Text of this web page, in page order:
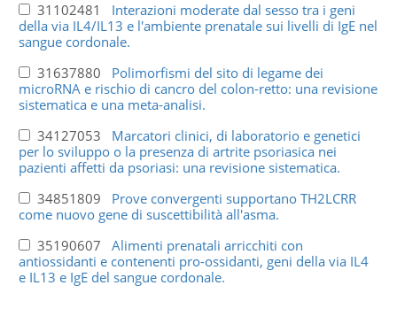
31102481 Interazioni moderate dal sesso tra i geni
della via IL4/IL13 e l'ambiente prenatale sui livelli di IgE nel
sangue cordonale.
31637880 Polimorfismi del sito di legame dei
microRNA e rischio di cancro del colon-retto: una revisione
sistematica e una meta-analisi.
34127053 Marcatori clinici, di laboratorio e genetici
per lo sviluppo o la presenza di artrite psoriasica nei
pazienti affetti da psoriasi: una revisione sistematica.
34851809 Prove convergenti supportano TH2LCRR
come nuovo gene di suscettibilità all'asma.
35190607 Alimenti prenatali arricchiti con
antiossidanti e contenenti pro-ossidanti, geni della via IL4
e IL13 e IgE del sangue cordonale.